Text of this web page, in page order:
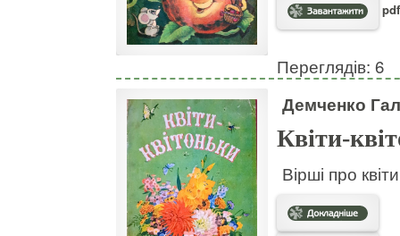
Переглядів: 6
Демченко
Квіти-
Вірші про